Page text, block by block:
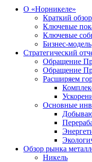
О «Норникеле»
Краткий обзор
Ключевые
Ключевые
Бизнес-модель
Стратегический
Обращение
Обращение
Расширяем
Основные
Обзор рынка
Никель